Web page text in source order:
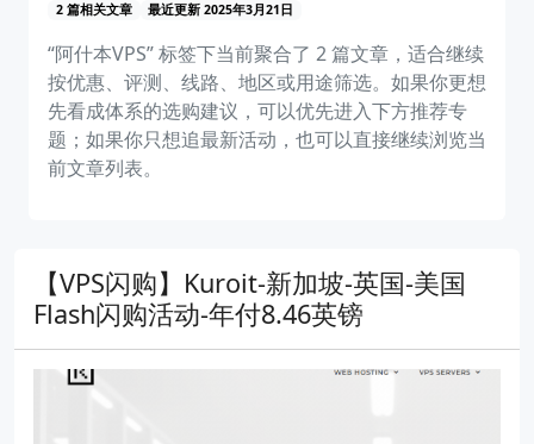
2 篇相关文章 最近更新 2025年3月21日
“阿什本VPS” 标签下当前聚合了 2 篇文章，适合继续
按优惠、评测、线路、地区或用途筛选。如果你更想
先看成体系的选购建议，可以优先进入下方推荐专
题；如果你只想追最新活动，也可以直接继续浏览当
前文章列表。
【VPS闪购】Kuroit-新加坡-英国-美国
Flash闪购活动-年付8.46英镑